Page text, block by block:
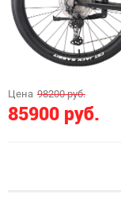
Цена 98200 руб.
85900 руб.